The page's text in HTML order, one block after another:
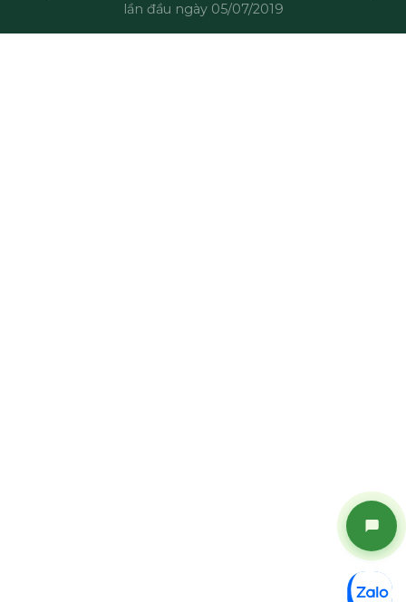
lần đầu ngày 05/07/2019